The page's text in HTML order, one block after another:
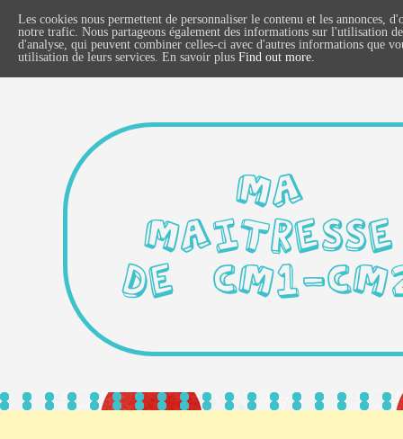
MA
MAITRESSE
DE CM1-
Les cookies nous permettent de personnaliser le contenu et les annonces,
notre trafic. Nous partageons également des informations sur l'utilisation
d'analyse, qui peuvent combiner celles-ci avec d'autres informations que
utilisation de leurs services. En savoir plus Find out more.